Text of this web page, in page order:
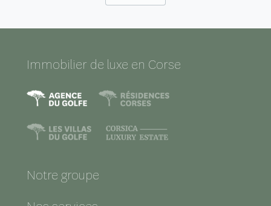
Immobilier de luxe en Corse
Notre groupe